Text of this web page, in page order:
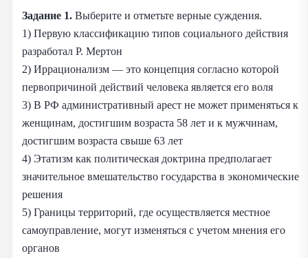
Задание 1. Выберите и отметьте верные суждения.
1) Первую классификацию типов социального действия
разработал Р. Мертон
2) Иррационализм — это концепция согласно которой
первопричиной действий человека является его воля
3) В РФ административный арест не может применяться к
женщинам, достигшим возраста 58 лет и к мужчинам,
достигшим возраста свыше 63 лет
4) Этатизм как политическая доктрина предполагает
значительное вмешательство государства в экономические
решения
5) Границы территорий, где осуществляется местное
самоуправление, могут изменяться с учетом мнения его
органов